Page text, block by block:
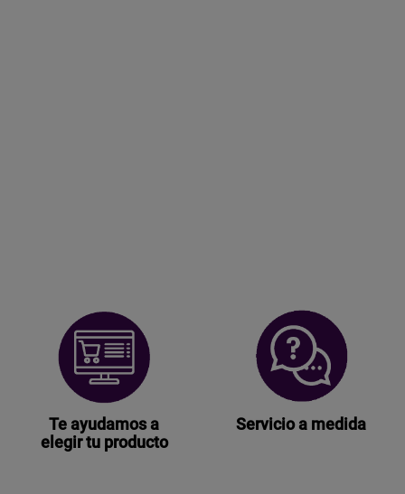
Te ayudamos a
elegir tu producto
Servicio a medida